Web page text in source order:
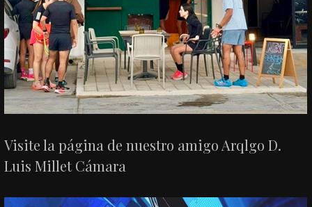
Visite la página de nuestro amigo Arqlgo D.
Luis Millet Cámara